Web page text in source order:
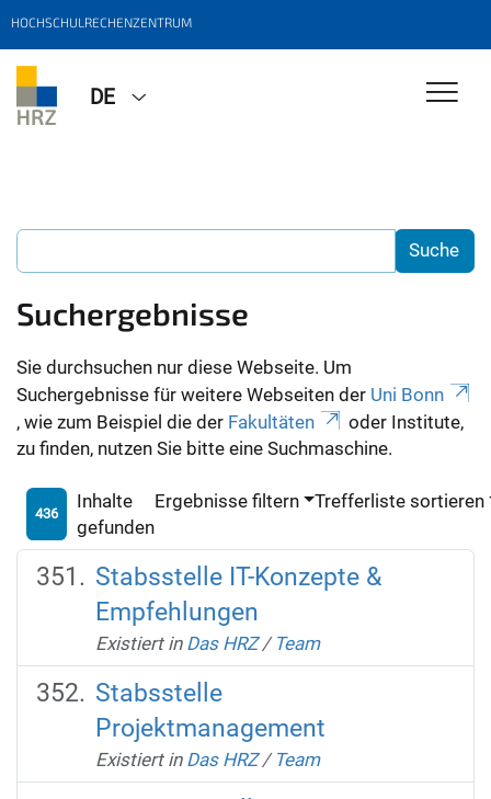
HOCHSCHULRECHENZENTRUM
DE
Suchergebnisse
Sie durchsuchen nur diese Webseite. Um
Suchergebnisse für weitere Webseiten der Uni Bonn
, wie zum Beispiel die der Fakultäten
oder Institute,
zu finden, nutzen Sie bitte eine Suchmaschine.
436
Inhalte
gefunden
Ergebnisse filtern Trefferliste sortieren
Stabsstelle IT-Konzepte &
Empfehlungen
Existiert in Das HRZ / Team
Stabsstelle
Projektmanagement
Existiert in Das HRZ / Team